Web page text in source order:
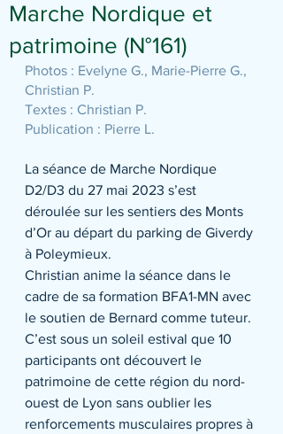
Marche Nordique et
patrimoine (N°161)
Photos : Evelyne G., Marie-Pierre G.,
Christian P.
Textes : Christian P.
Publication : Pierre L.
La séance de Marche Nordique
D2/D3 du 27 mai 2023 s’est
déroulée sur les sentiers des Monts
d’Or au départ du parking de Giverdy
à Poleymieux.
Christian anime la séance dans le
cadre de sa formation BFA1-MN avec
le soutien de Bernard comme tuteur.
C’est sous un soleil estival que 10
participants ont découvert le
patrimoine de cette région du nord-
ouest de Lyon sans oublier les
renforcements musculaires propres à